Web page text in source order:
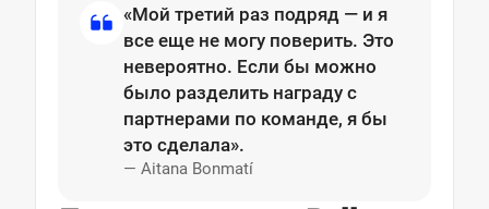
«Мой третий раз подряд — и я
все еще не могу поверить. Это
невероятно. Если бы можно
было разделить награду с
партнерами по команде, я бы
это сделала».
— Aitana Bonmatí